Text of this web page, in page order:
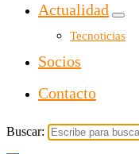
Actualidad
Tecnoticias
Socios
Contacto
Buscar: